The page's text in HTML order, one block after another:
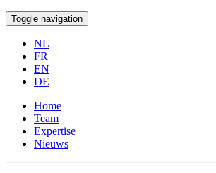
Toggle navigation
NL
FR
EN
DE
Home
Team
Expertise
Nieuws